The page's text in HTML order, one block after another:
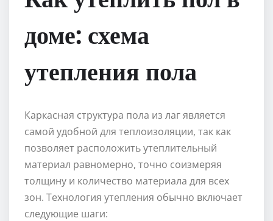
доме: схема
утепления пола
Каркасная структура пола из лаг является
самой удобной для теплоизоляции, так как
позволяет расположить утеплительный
материал равномерно, точно соизмеряя
толщину и количество материала для всех
зон. Технология утепления обычно включает
следующие шаги: